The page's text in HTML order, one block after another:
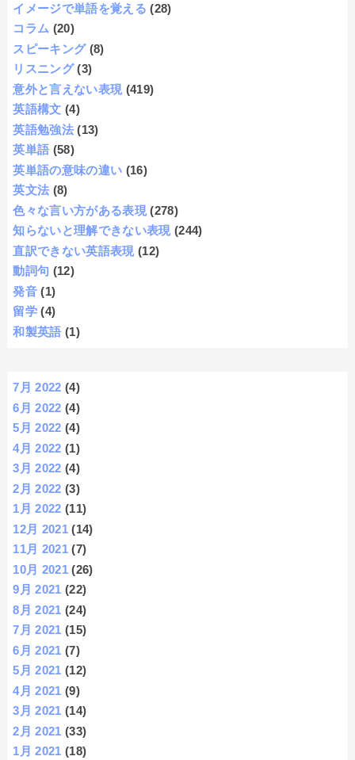
イメージで単語を覚える (28)
コラム (20)
スピーキング (8)
リスニング (3)
意外と言えない表現 (419)
英語構文 (4)
英語勉強法 (13)
英単語 (58)
英単語の意味の違い (16)
英文法 (8)
色々な言い方がある表現 (278)
知らないと理解できない表現 (244)
直訳できない英語表現 (12)
動詞句 (12)
発音 (1)
留学 (4)
和製英語 (1)
7月 2022 (4)
6月 2022 (4)
5月 2022 (4)
4月 2022 (1)
3月 2022 (4)
2月 2022 (3)
1月 2022 (11)
12月 2021 (14)
11月 2021 (7)
10月 2021 (26)
9月 2021 (22)
8月 2021 (24)
7月 2021 (15)
6月 2021 (7)
5月 2021 (12)
4月 2021 (9)
3月 2021 (14)
2月 2021 (33)
1月 2021 (18)